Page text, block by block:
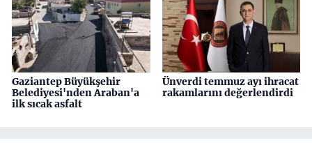
Gaziantep Büyükşehir
Belediyesi'nden Araban'a
ilk sıcak asfalt
Ünverdi temmuz ayı ihracat
rakamlarını değerlendirdi